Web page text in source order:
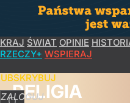
KRAJ ŚWIAT OPINIE
RZECZY+ WSPIERAJ
ZALOGUJ
RELIGIA